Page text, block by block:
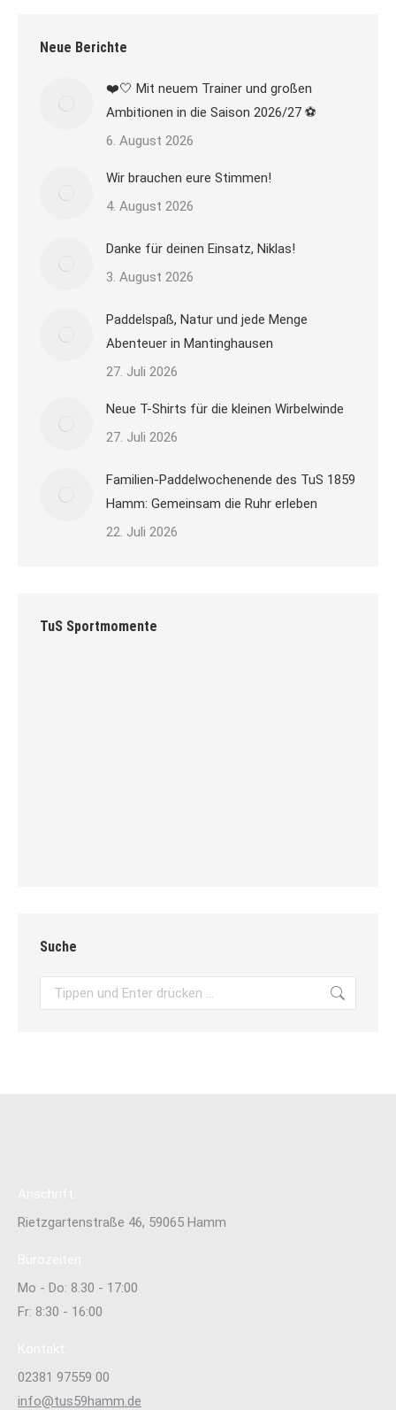
Neue Berichte
❤️🤍 Mit neuem Trainer und großen
Ambitionen in die Saison 2026/27 ⚽
6. August 2026
Wir brauchen eure Stimmen!
4. August 2026
Danke für deinen Einsatz, Niklas!
3. August 2026
Paddelspaß, Natur und jede Menge
Abenteuer in Mantinghausen
27. Juli 2026
Neue T-Shirts für die kleinen Wirbelwinde
27. Juli 2026
Familien-Paddelwochenende des TuS 1859
Hamm: Gemeinsam die Ruhr erleben
22. Juli 2026
TuS Sportmomente
Suche
Search:
Rietzgartenstraße 46, 59065 Hamm
Mo - Do: 8.30 - 17:00
Fr: 8:30 - 16:00
02381 97559 00
info@tus59hamm.de